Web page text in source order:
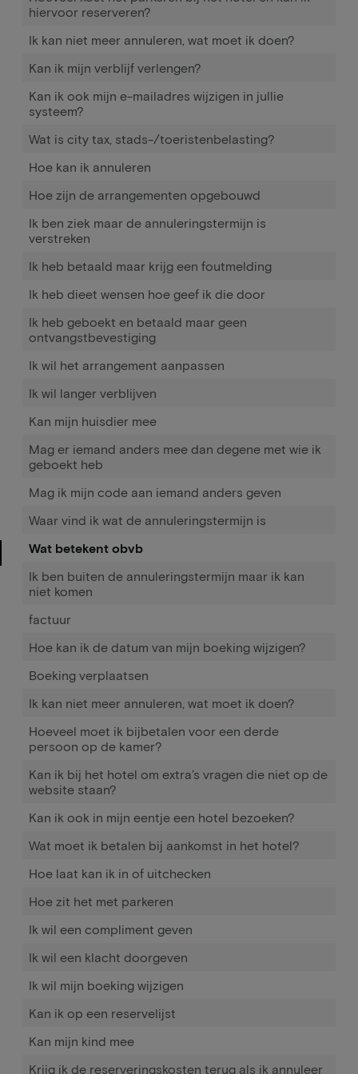
hiervoor reserveren?
Ik kan niet meer annuleren, wat moet ik doen?
Kan ik mijn verblijf verlengen?
Kan ik ook mijn e-mailadres wijzigen in jullie
systeem?
Wat is city tax, stads-/toeristenbelasting?
Hoe kan ik annuleren
Hoe zijn de arrangementen opgebouwd
Ik ben ziek maar de annuleringstermijn is
verstreken
Ik heb betaald maar krijg een foutmelding
Ik heb dieet wensen hoe geef ik die door
Ik heb geboekt en betaald maar geen
ontvangstbevestiging
Ik wil het arrangement aanpassen
Ik wil langer verblijven
Kan mijn huisdier mee
Mag er iemand anders mee dan degene met wie ik
geboekt heb
Mag ik mijn code aan iemand anders geven
Waar vind ik wat de annuleringstermijn is
Wat betekent obvb
Ik ben buiten de annuleringstermijn maar ik kan
niet komen
factuur
Hoe kan ik de datum van mijn boeking wijzigen?
Boeking verplaatsen
Ik kan niet meer annuleren, wat moet ik doen?
Hoeveel moet ik bijbetalen voor een derde
persoon op de kamer?
Kan ik bij het hotel om extra’s vragen die niet op de
website staan?
Kan ik ook in mijn eentje een hotel bezoeken?
Wat moet ik betalen bij aankomst in het hotel?
Hoe laat kan ik in of uitchecken
Hoe zit het met parkeren
Ik wil een compliment geven
Ik wil een klacht doorgeven
Ik wil mijn boeking wijzigen
Kan ik op een reservelijst
Kan mijn kind mee
Krijg ik de reserveringskosten terug als ik annuleer